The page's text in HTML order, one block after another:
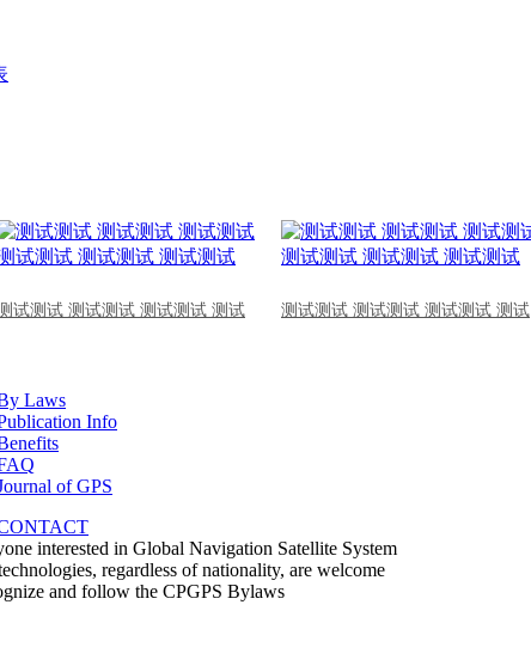
试测试 测试测试 测试测试 测试
测试测试 测试测试 测试测试 测试
Laws
Info
of GPS
interested in Global Navigation Satellite System
regardless of nationality, are welcome
and follow the CPGPS Bylaws